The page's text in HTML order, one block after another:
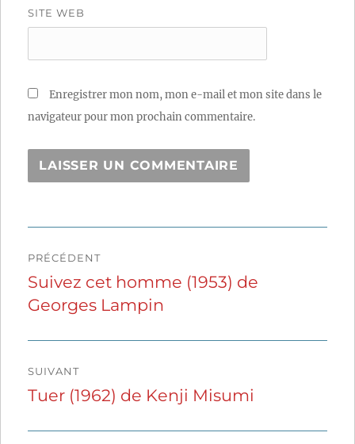
SITE WEB
Enregistrer mon nom, mon e-mail et mon site dans le
navigateur pour mon prochain commentaire.
de
l’article
PRÉCÉDENT
Publication
précédente :
Suivez cet homme (1953) de
Georges Lampin
SUIVANT
Publication
Tuer (1962) de Kenji Misumi